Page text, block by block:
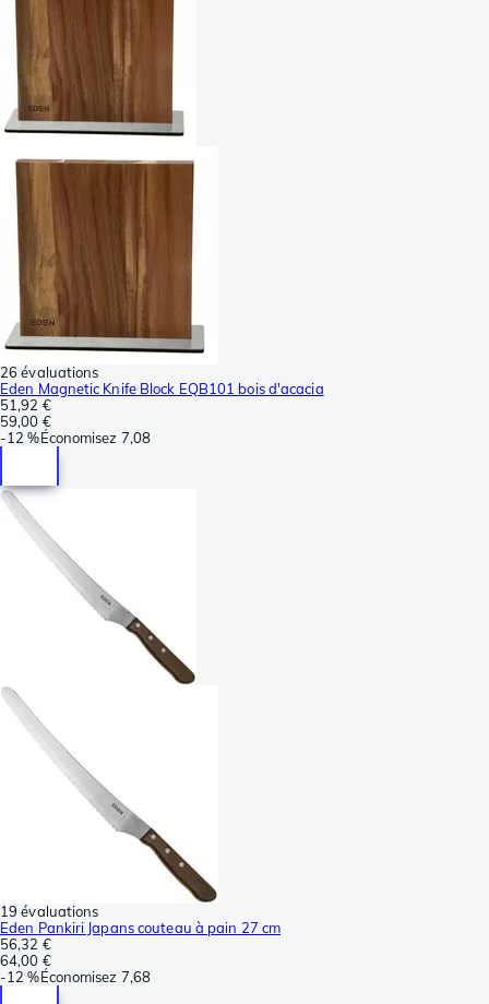
26 évaluations
Eden Magnetic Knife Block EQB101 bois d'acacia
51,92 €
59,00 €
-12 %Économisez 7,08
19 évaluations
Eden Pankiri Japans couteau à pain 27 cm
56,32 €
64,00 €
-12 %Économisez 7,68